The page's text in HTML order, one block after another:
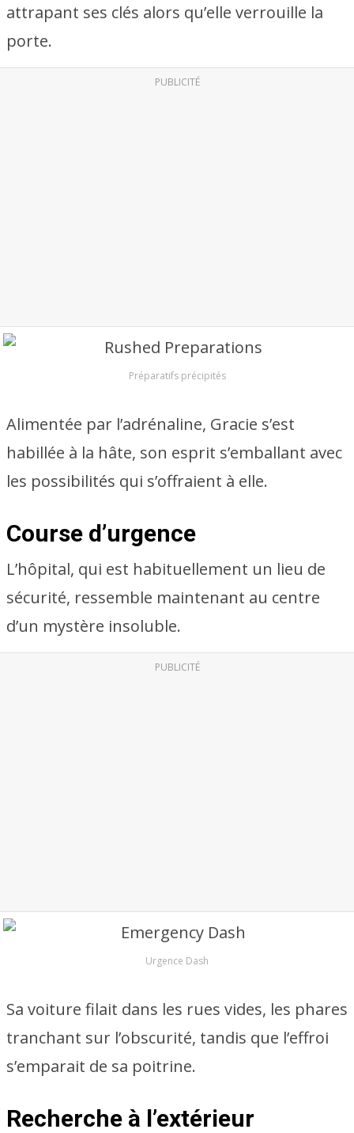
attrapant ses clés alors qu’elle verrouille la
porte.
PUBLICITÉ
Préparatifs précipités
Alimentée par l’adrénaline, Gracie s’est
habillée à la hâte, son esprit s’emballant avec
les possibilités qui s’offraient à elle.
Course d’urgence
L’hôpital, qui est habituellement un lieu de
sécurité, ressemble maintenant au centre
d’un mystère insoluble.
PUBLICITÉ
Urgence Dash
Sa voiture filait dans les rues vides, les phares
tranchant sur l’obscurité, tandis que l’effroi
s’emparait de sa poitrine.
Recherche à l’extérieur